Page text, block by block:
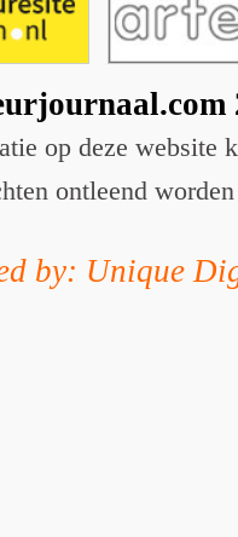
op deze website
ontleend worden
by: Unique